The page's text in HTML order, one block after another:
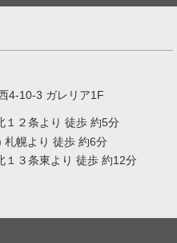
4-10-3 ガレリア1F
１２条より 徒歩 約5分
札幌より 徒歩 約6分
１３条東より 徒歩 約12分